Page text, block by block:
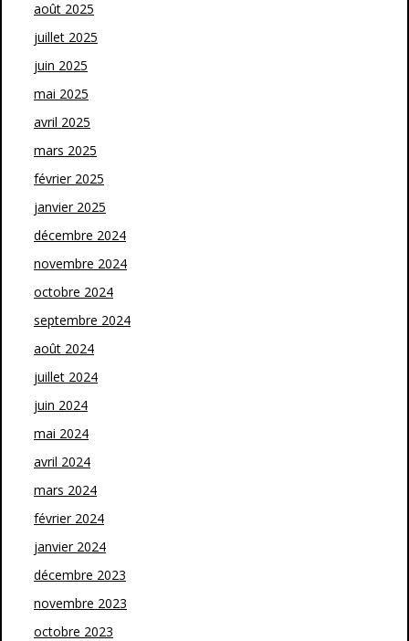
août 2025
juillet 2025
juin 2025
mai 2025
avril 2025
mars 2025
février 2025
janvier 2025
décembre 2024
novembre 2024
octobre 2024
septembre 2024
août 2024
juillet 2024
juin 2024
mai 2024
avril 2024
mars 2024
février 2024
janvier 2024
décembre 2023
novembre 2023
octobre 2023